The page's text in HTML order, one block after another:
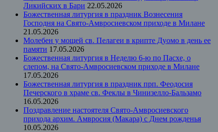
Ликийских в Бари 22.05.2026
Божественная литургия в праздник Вознесения
Господня на Свято-Амвросиевском приходе в Милане
21.05.2026
Молебен у мощей св. Пелагеи в крипте Дуомо в день ее
памяти 17.05.2026
Божественная литургия в Неделю 6-ю по Пасхе, о
слепом, на Свято-Амвросиевском приходе в Милане
17.05.2026
Божественная литургия в праздник прп. Феодосия
Печерского в храме св. Феклы в Чинизелло-Бальзамо
16.05.2026
Поздравление настоятеля Свято-Амвросиевского
прихода архим. Амвросия (Макара) с Днем рожденья
10.05.2026